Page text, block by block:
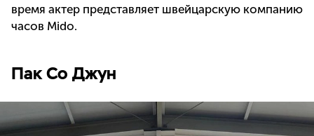
время актер представляет швейцарскую компанию
часов Mido.
Пак Со Джун